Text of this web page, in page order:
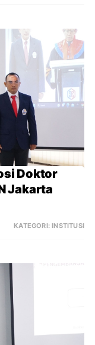
Doktor
Jakarta
KATEGORI:INSTITUSI